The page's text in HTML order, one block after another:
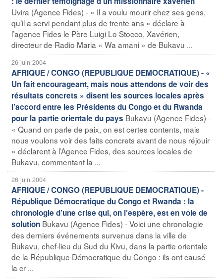
Uvira (Agence Fides) - « Il a voulu mourir chez ses gens,
qu’il a servi pendant plus de trente ans » déclare à
l’agence Fides le Père Luigi Lo Stocco, Xavérien,
directeur de Radio Maria « Wa amani » de Bukavu ...
26 juin 2004
AFRIQUE / CONGO (REPUBLIQUE DEMOCRATIQUE) - «
Un fait encourageant, mais nous attendons de voir des
résultats concrets » disent les sources locales après
l’accord entre les Présidents du Congo et du Rwanda
pour la partie orientale du pays Bukavu (Agence Fides) -
« Quand on parle de paix, on est certes contents, mais
nous voulons voir des faits concrets avant de nous réjouir
» déclarent à l’Agence Fides, des sources locales de
Bukavu, commentant la ...
26 juin 2004
AFRIQUE / CONGO (REPUBLIQUE DEMOCRATIQUE) -
République Démocratique du Congo et Rwanda : la
chronologie d’une crise qui, on l’espère, est en voie de
solution Bukavu (Agence Fides) - Voici une chronologie
des derniers événements survenus dans la ville de
Bukavu, chef-lieu du Sud du Kivu, dans la partie orientale
de la République Démocratique du Congo : ils ont causé
la cr ...